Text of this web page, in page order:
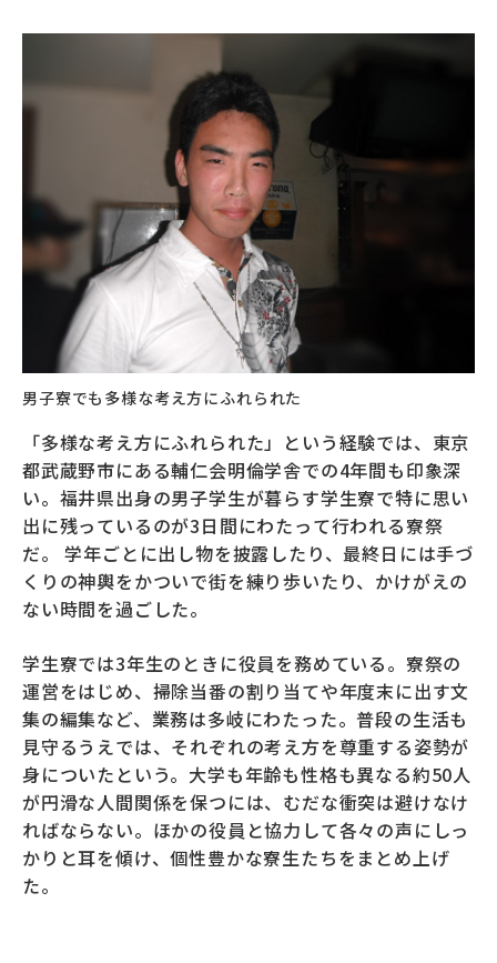
男子寮でも多様な考え方にふれられた
「多様な考え方にふれられた」という経験では、東京
都武蔵野市にある輔仁会明倫学舎での4年間も印象深
い。福井県出身の男子学生が暮らす学生寮で特に思い
出に残っているのが3日間にわたって行われる寮祭
だ。 学年ごとに出し物を披露したり、最終日には手づ
くりの神輿をかついで街を練り歩いたり、かけがえの
ない時間を過ごした。
学生寮では3年生のときに役員を務めている。寮祭の
運営をはじめ、掃除当番の割り当てや年度末に出す文
集の編集など、業務は多岐にわたった。普段の生活も
見守るうえでは、それぞれの考え方を尊重する姿勢が
身についたという。大学も年齢も性格も異なる約50人
が円滑な人間関係を保つには、むだな衝突は避けなけ
ればならない。ほかの役員と協力して各々の声にしっ
かりと耳を傾け、個性豊かな寮生たちをまとめ上げ
た。